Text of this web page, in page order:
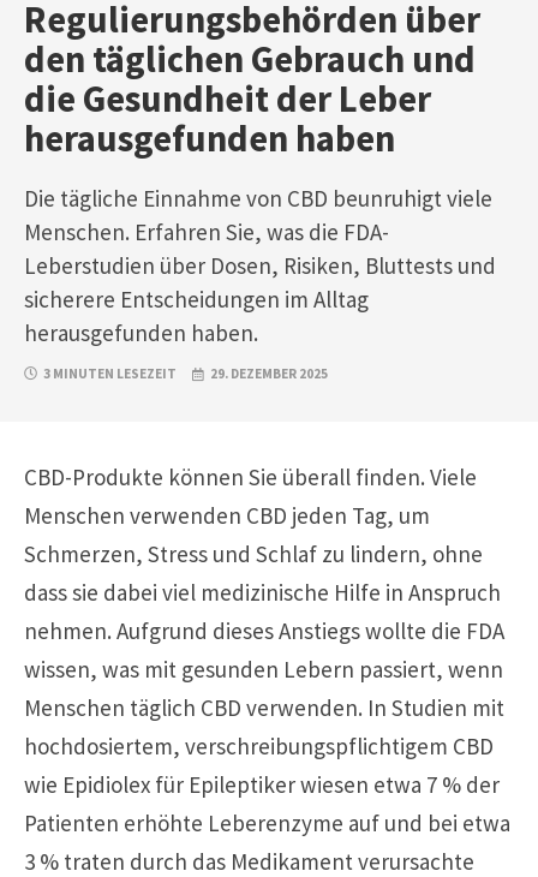
Regulierungsbehörden über
den täglichen Gebrauch und
die Gesundheit der Leber
herausgefunden haben
Die tägliche Einnahme von CBD beunruhigt viele
Menschen. Erfahren Sie, was die FDA-
Leberstudien über Dosen, Risiken, Bluttests und
sicherere Entscheidungen im Alltag
herausgefunden haben.
3 MINUTEN LESEZEIT 29. DEZEMBER 2025
CBD-Produkte können Sie überall finden. Viele
Menschen verwenden CBD jeden Tag, um
Schmerzen, Stress und Schlaf zu lindern, ohne
dass sie dabei viel medizinische Hilfe in Anspruch
nehmen. Aufgrund dieses Anstiegs wollte die FDA
wissen, was mit gesunden Lebern passiert, wenn
Menschen täglich CBD verwenden. In Studien mit
hochdosiertem, verschreibungspflichtigem CBD
wie Epidiolex für Epileptiker wiesen etwa 7 % der
Patienten erhöhte Leberenzyme auf und bei etwa
3 % traten durch das Medikament verursachte